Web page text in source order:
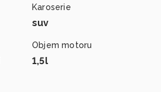
Karoserie
suv
Objem motoru
1,5l